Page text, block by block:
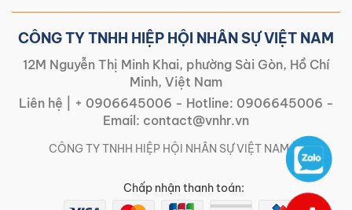
CÔNG TY TNHH HIỆP HỘI NHÂN SỰ VIỆT NAM
12M Nguyễn Thị Minh Khai, phường Sài Gòn, Hồ Chí
Minh, Việt Nam
Liên hệ |
+ 0906645006 - Hotline: 0906645006 -
Email: contact@vnhr.vn
CÔNG TY TNHH HIỆP HỘI NHÂN SỰ VIỆT NAM | |
Chấp nhận thanh toán: